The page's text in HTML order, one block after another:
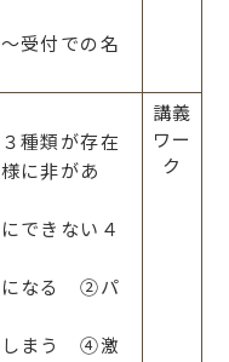
受付での名
種類が存在
に非があ
できない４
になる ②パ
しまう ④激
講義
ワー
ク